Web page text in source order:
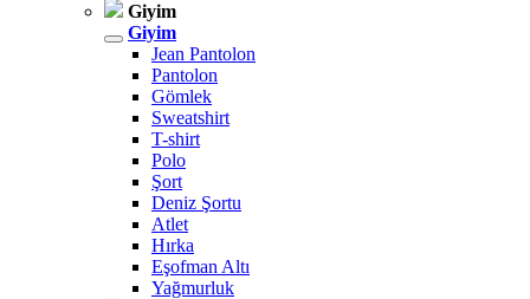
Giyim
Giyim
Jean Pantolon
Pantolon
Gömlek
Sweatshirt
T-shirt
Polo
Şort
Deniz Şortu
Atlet
Hırka
Eşofman Altı
Yağmurluk